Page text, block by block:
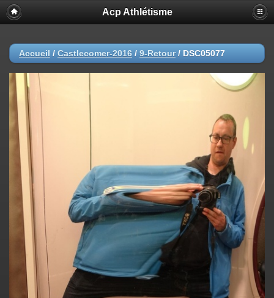
Acp Athlétisme
Accueil / Castlecomer-2016 / 9-Retour/ DSC05077